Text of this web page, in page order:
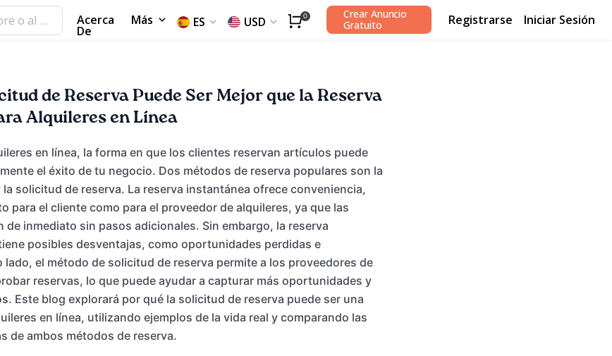
Acerca
De
Más ES USD 0
Crear Anuncio
Gratuito
Registrarse Iniciar Sesión
de Reserva Puede Ser Mejor que la Reserva
Alquileres en Línea
en línea, la forma en que los clientes reservan artículos puede
el éxito de tu negocio. Dos métodos de reserva populares son la
solicitud de reserva. La reserva instantánea ofrece conveniencia,
para el cliente como para el proveedor de alquileres, ya que las
de inmediato sin pasos adicionales. Sin embargo, la reserva
posibles desventajas, como oportunidades perdidas e
el método de solicitud de reserva permite a los proveedores de
reservas, lo que puede ayudar a capturar más oportunidades y
Este blog explorará por qué la solicitud de reserva puede ser una
en línea, utilizando ejemplos de la vida real y comparando las
de ambos métodos de reserva.